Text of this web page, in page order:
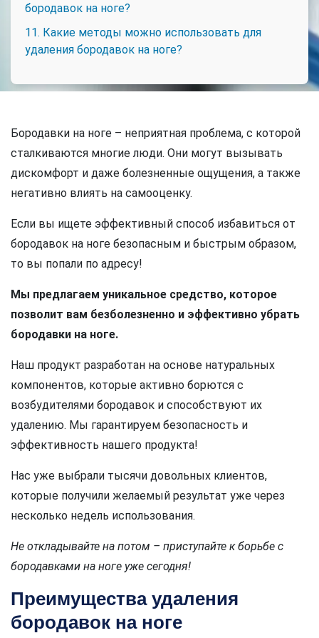
бородавок на ноге?
11. Какие методы можно использовать для
удаления бородавок на ноге?
Бородавки на ноге – неприятная проблема, с которой
сталкиваются многие люди. Они могут вызывать
дискомфорт и даже болезненные ощущения, а также
негативно влиять на самооценку.
Если вы ищете эффективный способ избавиться от
бородавок на ноге безопасным и быстрым образом,
то вы попали по адресу!
Мы предлагаем уникальное средство, которое
позволит вам безболезненно и эффективно убрать
бородавки на ноге.
Наш продукт разработан на основе натуральных
компонентов, которые активно борются с
возбудителями бородавок и способствуют их
удалению. Мы гарантируем безопасность и
эффективность нашего продукта!
Нас уже выбрали тысячи довольных клиентов,
которые получили желаемый результат уже через
несколько недель использования.
Не откладывайте на потом – приступайте к борьбе с
бородавками на ноге уже сегодня!
Преимущества удаления
бородавок на ноге